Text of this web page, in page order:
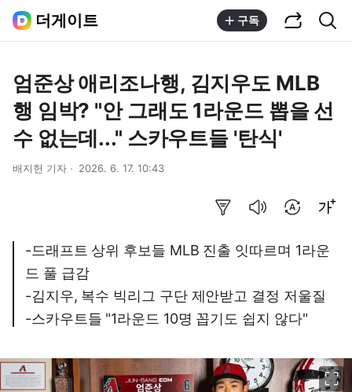
더게이트 구독
엄준상 애리조나행, 김지우도 MLB
행 임박? "안 그래도 1라운드 뽑을 선
수 없는데..." 스카우트들 '탄식'
배지헌 기자 2026. 6. 17. 10:43
-드래프트 상위 후보들 MLB 진출 잇따르며 1라운
드 풀 급감
-김지우, 복수 빅리그 구단 제안받고 결정 저울질
-스카우트들 "1라운드 10명 꼽기도 쉽지 않다"